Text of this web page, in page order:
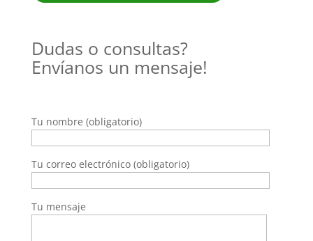
Dudas o consultas?
Envíanos un mensaje!
Tu nombre (obligatorio)
Tu correo electrónico (obligatorio)
Tu mensaje